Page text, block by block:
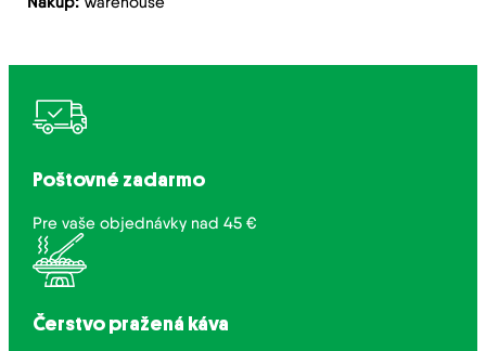
Poštovné zadarmo
Pre vaše objednávky nad 45 €
Čerstvo pražená káva